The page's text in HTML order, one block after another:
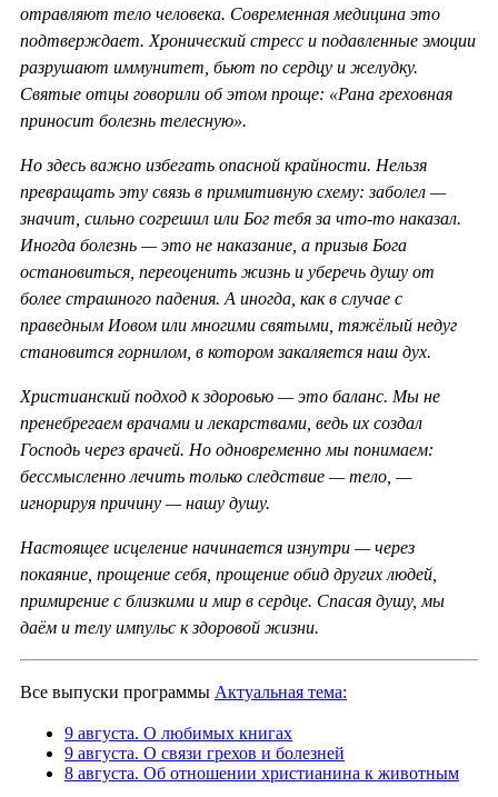
отравляют тело человека. Современная медицина это
подтверждает. Хронический стресс и подавленные эмоции
разрушают иммунитет, бьют по сердцу и желудку.
Святые отцы говорили об этом проще: «Рана греховная
приносит болезнь телесную».
Но здесь важно избегать опасной крайности. Нельзя
превращать эту связь в примитивную схему: заболел —
значит, сильно согрешил или Бог тебя за что-то наказал.
Иногда болезнь — это не наказание, а призыв Бога
остановиться, переоценить жизнь и уберечь душу от
более страшного падения. А иногда, как в случае с
праведным Иовом или многими святыми, тяжёлый недуг
становится горнилом, в котором закаляется наш дух.
Христианский подход к здоровью — это баланс. Мы не
пренебрегаем врачами и лекарствами, ведь их создал
Господь через врачей. Но одновременно мы понимаем:
бессмысленно лечить только следствие — тело, —
игнорируя причину — нашу душу.
Настоящее исцеление начинается изнутри — через
покаяние, прощение себя, прощение обид других людей,
примирение с близкими и мир в сердце. Спасая душу, мы
даём и телу импульс к здоровой жизни.
Все выпуски программы Актуальная тема:
9 августа. О любимых книгах
9 августа. О связи грехов и болезней
8 августа. Об отношении христианина к животным